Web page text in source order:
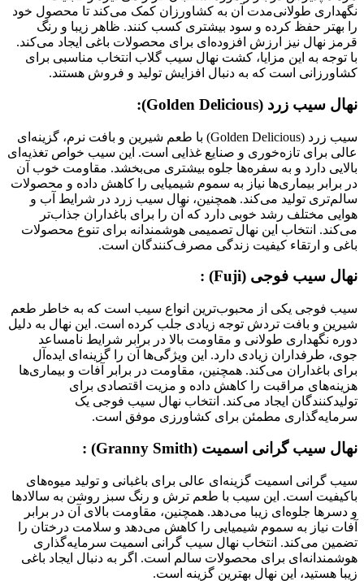
نگهداری طولانی‌مدت آن به کشاورزان کمک می‌کند تا محصول خود
را بهتر حفظ کرده و سود بیشتری کسب کنند. ظاهر زیبا و رنگ
قرمز نهال نیز ارزش افزوده‌ای برای محصولات باغی ایجاد می‌کند.
با توجه به این مزایا، کشت نهال سیب گلاب انتخاب مناسبی برای
کشاورزانی است که به دنبال افزایش تولید و فروش هستند.
نهال سیب زرد (Golden Delicious):
سیب زرد (Golden Delicious) با طعم شیرین و بافت نرم، گزینه‌ای
عالی برای تازه‌خوری و صنایع غذایی است. این سیب خواص تغذیه‌ای
بالایی دارد و به سفره‌ها جلوه بیشتری می‌بخشد. مقاومت خوب آن
در برابر بیماری‌ها نیاز به سموم شیمیایی را کاهش داده و محصولات
سالم‌تری تولید می‌کند. همچنین، نهال سیب زرد در شرایط آب و
هوایی مختلف رشد خوبی دارد که آن را برای باغداران جذاب‌تر
می‌کند. انتخاب این نهال تصمیمی هوشمندانه برای تنوع محصولات
باغی و ارتقاء کیفیت زندگی مصرف‌کنندگان است.
نهال سیب فوجی (Fuji) :
سیب فوجی یکی از محبوب‌ترین انواع سیب است که به خاطر طعم
شیرین و بافت تردش توجه زیادی جلب کرده است. این نهال به دلیل
دوره نگهداری طولانی و مقاومت بالا در برابر شرایط نامساعد
جوی، طرفداران زیادی دارد. این ویژگی‌ها آن را گزینه‌ای ایده‌آل
برای باغداران می‌کند. همچنین، مقاومت در برابر آفات و بیماری‌ها
هزینه‌های مراقبت را کاهش داده و مزیت اقتصادی برای
تولیدکنندگان ایجاد می‌کند. انتخاب نهال سیب فوجی یک
سرمایه‌گذاری مطمئن برای کشاورزی موفق است.
نهال سیب گرانی اسمیت (Granny Smith) :
سیب گرانی اسمیت گزینه‌ای عالی برای باغبانی و تولید میوه‌های
باکیفیت است. این سیب با طعم ترش و رنگ سبز روشن به سالادها
و دسرها جلوه‌ای زیبا می‌دهد. همچنین، مقاومت بالای آن در برابر
آفات نیاز به سموم شیمیایی را کاهش می‌دهد و سلامت درختان را
تضمین می‌کند. انتخاب نهال سیب گرانی اسمیت سرمایه‌گذاری
هوشمندانه‌ای برای محصولات سالم است. اگر به دنبال ایجاد باغی
زیبا هستید، این نهال بهترین گزینه است.